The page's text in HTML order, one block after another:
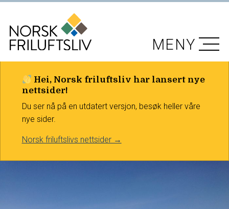
Hei, Norsk friluftsliv har lansert nye
nettsider!
Du ser nå på en utdatert versjon, besøk heller våre
nye sider.
Norsk friluftslivs nettsider →
MENY